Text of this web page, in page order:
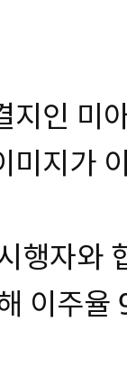
지인 미
미지가
행자와
이주